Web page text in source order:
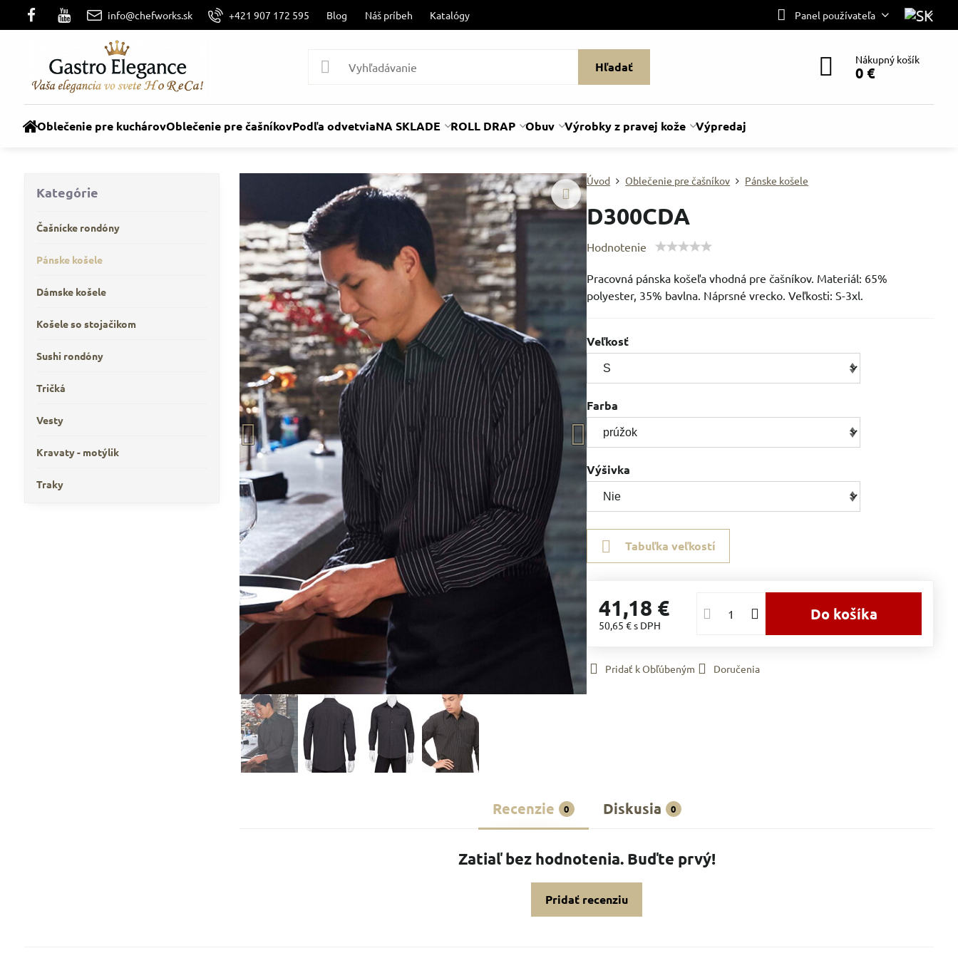
info@chefworks.sk +421 907 172 595 Blog Náš príbeh Katalógy Panel používateľa
Hľadať Nákupný košík
0 €
Oblečenie pre kuchárovOblečenie pre čašníkovPodľa odvetviaNA SKLADE ROLL DRAP Obuv Výrobky z pravej kože Výpredaj
Úvod Oblečenie pre čašníkov Pánske košele
D300CDA
Hodnotenie
Pracovná pánska košeľa vhodná pre čašníkov. Materiál: 65%
polyester, 35% bavlna. Náprsné vrecko. Veľkosti: S-3xl.
Veľkosť
Farba
Výšivka
Tabuľka veľkostí
41,18 €
50,65 €s DPH
Do košíka
Pridať k Obľúbeným Doručenia
Recenzie 0 Diskusia 0
Zatiaľ bez hodnotenia. Buďte prvý!
Pridať recenziu
Kategórie
Čašnícke rondóny
Pánske košele
Dámske košele
Košele so stojačikom
Sushi rondóny
Tričká
Vesty
Kravaty - motýlik
Traky